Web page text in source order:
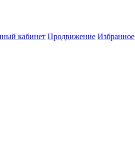
кабинет Продвижение Избранное